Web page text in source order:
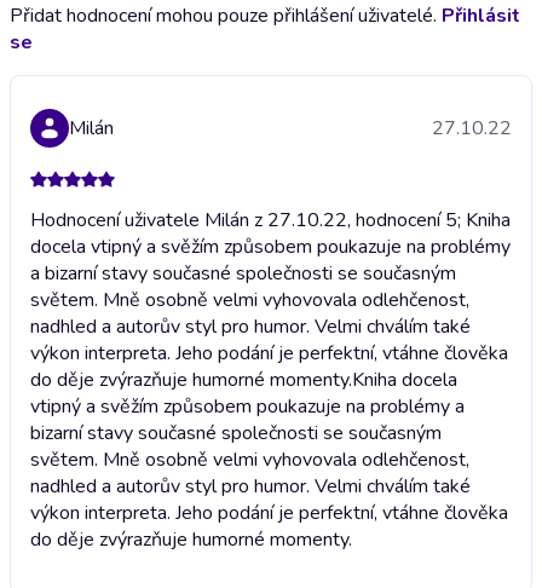
Přidat hodnocení mohou pouze přihlášení uživatelé. Přihlásit
se
Milán 27.10.22
Hodnocení uživatele Milán z 27.10.22, hodnocení 5; Kniha
docela vtipný a svěžím způsobem poukazuje na problémy
a bizarní stavy současné společnosti se současným
světem. Mně osobně velmi vyhovovala odlehčenost,
nadhled a autorův styl pro humor. Velmi chválím také
výkon interpreta. Jeho podání je perfektní, vtáhne člověka
do děje zvýrazňuje humorné momenty.Kniha docela
vtipný a svěžím způsobem poukazuje na problémy a
bizarní stavy současné společnosti se současným
světem. Mně osobně velmi vyhovovala odlehčenost,
nadhled a autorův styl pro humor. Velmi chválím také
výkon interpreta. Jeho podání je perfektní, vtáhne člověka
do děje zvýrazňuje humorné momenty.